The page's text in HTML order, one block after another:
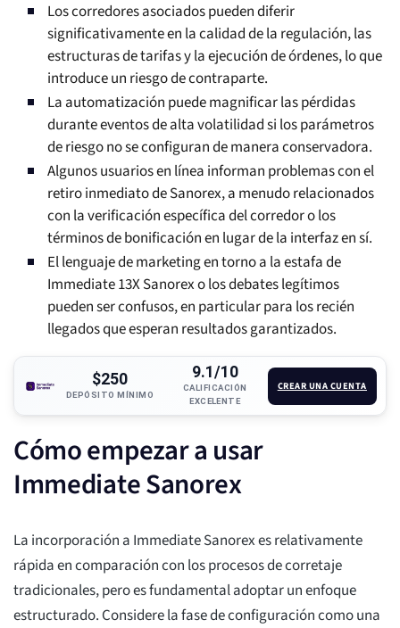
Los corredores asociados pueden diferir
significativamente en la calidad de la regulación, las
estructuras de tarifas y la ejecución de órdenes, lo que
introduce un riesgo de contraparte.
La automatización puede magnificar las pérdidas
durante eventos de alta volatilidad si los parámetros
de riesgo no se configuran de manera conservadora.
Algunos usuarios en línea informan problemas con el
retiro inmediato de Sanorex, a menudo relacionados
con la verificación específica del corredor o los
términos de bonificación en lugar de la interfaz en sí.
El lenguaje de marketing en torno a la estafa de
Immediate 13X Sanorex o los debates legítimos
pueden ser confusos, en particular para los recién
llegados que esperan resultados garantizados.
$250
DEPÓSITO MÍNIMO
9.1/10
CALIFICACIÓN
EXCELENTE
CREAR UNA CUENTA
Cómo empezar a usar
Immediate Sanorex
La incorporación a Immediate Sanorex es relativamente
rápida en comparación con los procesos de corretaje
tradicionales, pero es fundamental adoptar un enfoque
estructurado. Considere la fase de configuración como una